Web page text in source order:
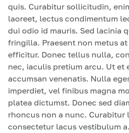
quis. Curabitur sollicitudin,
laoreet, lectus condimentum
dui odio id mauris. Sed lacinia
fringilla. Praesent non metus
efficitur. Donec tellus nulla,
nec, iaculis pretium arcu. Ut et
accumsan venenatis. Nulla
imperdiet, vel finibus magna
platea dictumst. Donec sed
rhoncus non a nunc. Curabitur
consectetur lacus vestibulum